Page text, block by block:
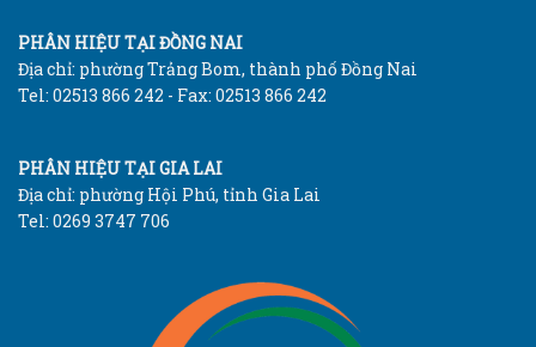
PHÂN HIỆU TẠI ĐỒNG NAI
Địa chỉ: phường Trảng Bom, thành phố Đồng Nai
Tel: 02513 866 242 - Fax: 02513 866 242
PHÂN HIỆU TẠI GIA LAI
Địa chỉ: phường Hội Phú, tỉnh Gia Lai
Tel: 0269 3747 706